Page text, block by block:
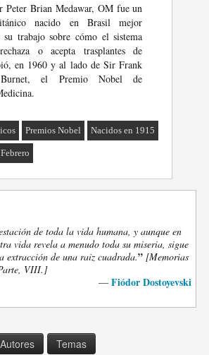
Peter Brian Medawar, OM fue un
nacido en Brasil mejor
trabajo sobre cómo el sistema
o acepta trasplantes de
en 1960 y al lado de Sir Frank
Burnet, el Premio Nobel de
Premios Nobel Nacidos en 1915
de toda la vida humana, y aunque en
vida revela a menudo toda su miseria, sigue
extracción de una raiz cuadrada.” [Memorias
VIII.]
— Fiódor Dostoyevski
Autores Temas